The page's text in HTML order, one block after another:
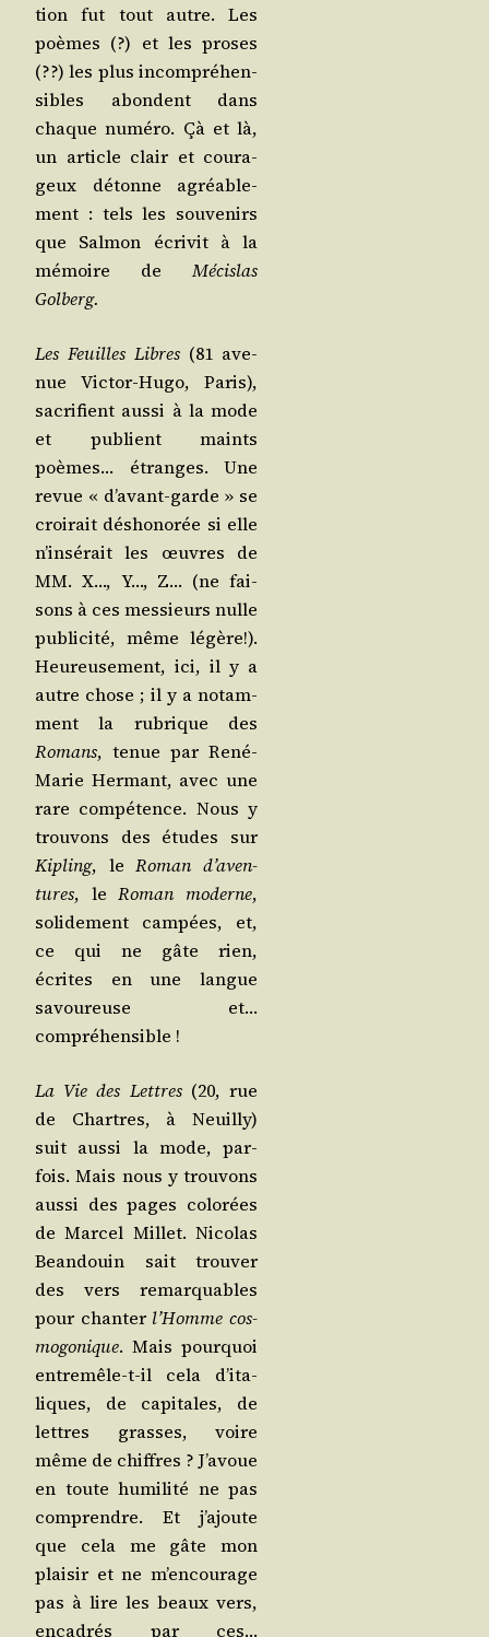
tion fut tout autre. Les
poèmes (?) et les proses
(??) les plus incom­pré­hen­
sibles abondent dans
chaque numé­ro. Çà et là,
un article clair et cou­ra­
geux détonne agréa­ble­
ment : tels les sou­ve­nirs
que Sal­mon écri­vit à la
mémoire deMécis­las
Golberg.
Les Feuilles Libres (81 ave­
nue Vic­tor-Hugo, Paris),
sacri­fient aus­si à la mode
et publient maints
poèmes… étranges. Une
revue « d’a­vant-garde » se
croi­rait désho­no­rée si elle
n’in­sé­rait les œuvres de
MM. X…, Y…, Z… (ne fai­
sons à ces mes­sieurs nulle
publi­ci­té, même légère!).
Heu­reu­se­ment, ici, il y a
autre chose ; il y a notam­
ment la rubrique des
Romans, tenue par René-
Marie Her­mant, avec une
rare com­pé­tence. Nous y
trou­vons des études sur
Kipling, leRoman d’a­ven­
tures, leRoman moderne,
soli­de­ment cam­pées, et,
ce qui ne gâte rien,
écrites en une langue
savou­reuse et…
compréhensible !
La Vie des Lettres(20, rue
de Chartres, à Neuilly)
suit aus­si la mode, par­
fois. Mais nous y trou­vons
aus­si des pages colo­rées
de Mar­cel Millet. Nico­las
Bean­douin sait trou­ver
des vers remar­quables
pour chan­ter l’Homme cos­
mo­go­nique. Mais pour­quoi
entre­mêle-t-il cela d’i­ta­
liques, de capi­tales, de
lettres grasses, voire
même de chiffres ? J’a­voue
en toute humi­li­té ne pas
com­prendre. Et j’a­joute
que cela me gâte mon
plai­sir et ne m’en­cou­rage
pas à lire les beaux vers,
enca­drés par ces…